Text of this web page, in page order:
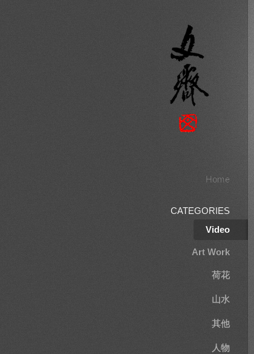
Home
CATEGORIES
Video
Art Work
荷花
山水
其他
人物